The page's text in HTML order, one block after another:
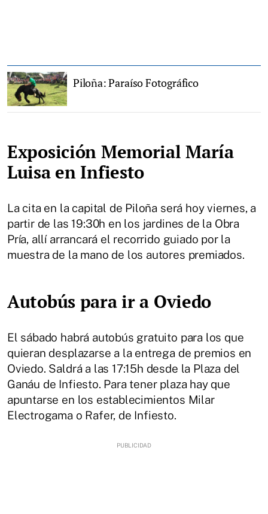
Piloña: Paraíso Fotográfico
Exposición Memorial María
Luisa en Infiesto
La cita en la capital de Piloña será hoy viernes, a
partir de las 19:30h en los jardines de la Obra
Pría, allí arrancará el recorrido guiado por la
muestra de la mano de los autores premiados.
Autobús para ir a Oviedo
El sábado habrá autobús gratuito para los que
quieran desplazarse a la entrega de premios en
Oviedo. Saldrá a las 17:15h desde la Plaza del
Ganáu de Infiesto. Para tener plaza hay que
apuntarse en los establecimientos Milar
Electrogama o Rafer, de Infiesto.